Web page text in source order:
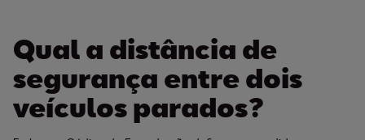
Qual a distância de
segurança entre dois
veículos parados?